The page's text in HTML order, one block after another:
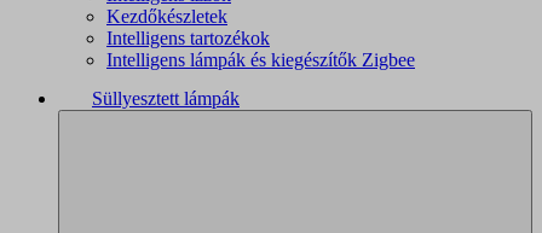
Kezdőkészletek
Intelligens tartozékok
Intelligens lámpák és kiegészítők Zigbee
Süllyesztett lámpák